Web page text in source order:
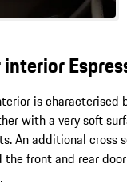
is characterised
with a very soft
An additional cross
the front and rear